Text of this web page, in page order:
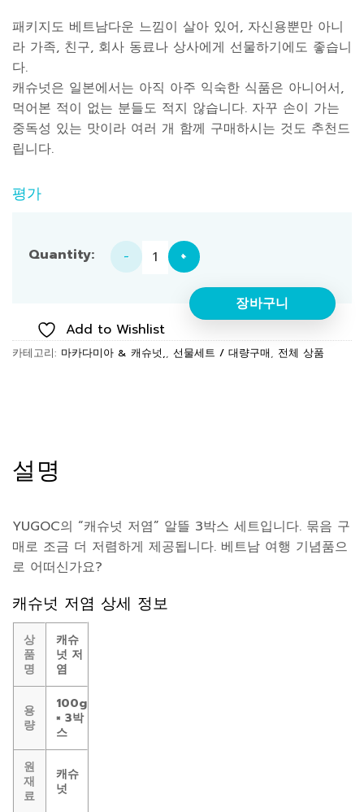
패키지도 베트남다운 느낌이 살아 있어, 자신용뿐만 아니
라 가족, 친구, 회사 동료나 상사에게 선물하기에도 좋습니
다.
캐슈넛은 일본에서는 아직 아주 익숙한 식품은 아니어서,
먹어본 적이 없는 분들도 적지 않습니다. 자꾸 손이 가는
중독성 있는 맛이라 여러 개 함께 구매하시는 것도 추천드
립니다.
평가
【세트】캐슈넛 저염 100g × 3박스 수량
장바구니
Add to Wishlist
카테고리: 마카다미아 & 캐슈넛,, 선물세트 / 대량구매, 전체 상품
설명
YUGOC의 “캐슈넛 저염” 알뜰 3박스 세트입니다. 묶음 구
매로 조금 더 저렴하게 제공됩니다. 베트남 여행 기념품으
로 어떠신가요?
캐슈넛 저염 상세 정보
상
품
명
캐슈
넛 저
염
용
량
100g
× 3박
스
원
재
료
캐슈
넛